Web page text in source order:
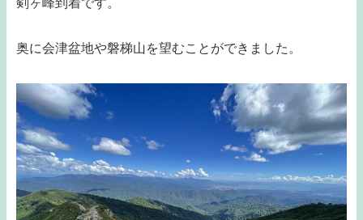
奥に会津盆地や磐梯山を望むことができました。